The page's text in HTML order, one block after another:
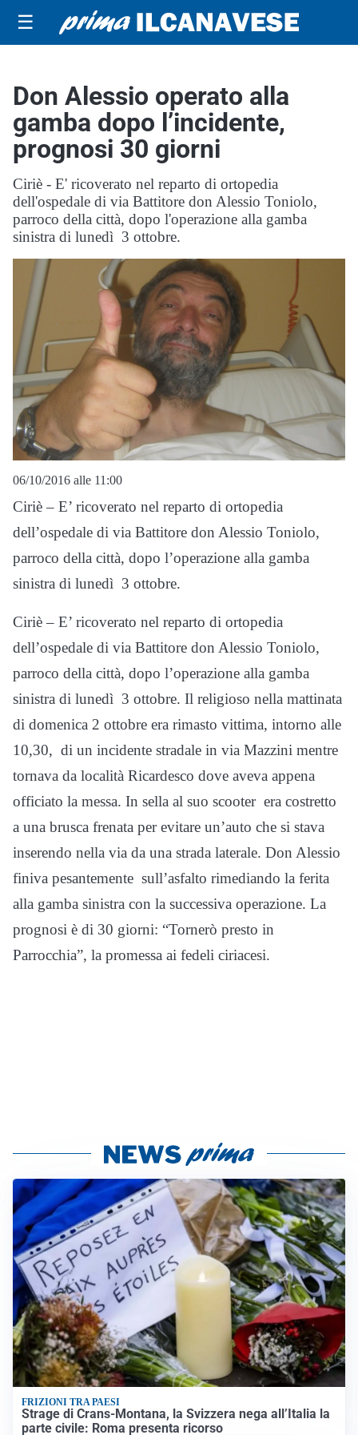
☰
Don Alessio operato alla
gamba dopo l’incidente,
prognosi 30 giorni
Ciriè - E' ricoverato nel reparto di ortopedia
dell'ospedale di via Battitore don Alessio Toniolo,
parroco della città, dopo l'operazione alla gamba
sinistra di lunedì 3 ottobre.
06/10/2016 alle 11:00
Ciriè – E’ ricoverato nel reparto di ortopedia
dell’ospedale di via Battitore don Alessio Toniolo,
parroco della città, dopo l’operazione alla gamba
sinistra di lunedì 3 ottobre.
Ciriè – E’ ricoverato nel reparto di ortopedia
dell’ospedale di via Battitore don Alessio Toniolo,
parroco della città, dopo l’operazione alla gamba
sinistra di lunedì 3 ottobre. Il religioso nella mattinata
di domenica 2 ottobre era rimasto vittima, intorno alle
10,30, di un incidente stradale in via Mazzini mentre
tornava da località Ricardesco dove aveva appena
officiato la messa. In sella al suo scooter era costretto
a una brusca frenata per evitare un’auto che si stava
inserendo nella via da una strada laterale. Don Alessio
finiva pesantemente sull’asfalto rimediando la ferita
alla gamba sinistra con la successiva operazione. La
prognosi è di 30 giorni: “Tornerò presto in
Parrocchia”, la promessa ai fedeli ciriacesi.
FRIZIONI TRA PAESI
Strage di Crans-Montana, la Svizzera nega all’Italia la
parte civile: Roma presenta ricorso